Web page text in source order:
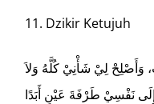
Dzikir Ketujuh
وَأَصْلِحْ لِيْ شَأْنِيْ كُلَّهُ وَلاَ
نَفْسِيْ طَرْفَةَ عَيْنٍ أَبَدًا